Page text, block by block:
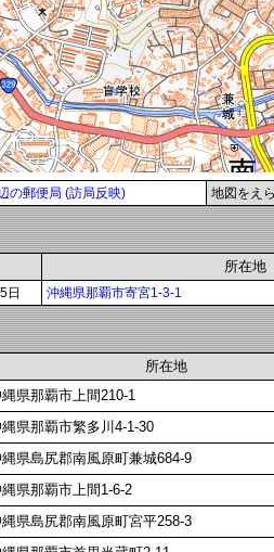
の郵便局 (訪局反映) 地図をえ
所在地
日 沖縄県那覇市寄宮1-3-1
所在地
県那覇市上間210-1
県那覇市繁多川4-1-30
県島尻郡南風原町兼城684-9
県那覇市上間1-6-2
県島尻郡南風原町宮平258-3